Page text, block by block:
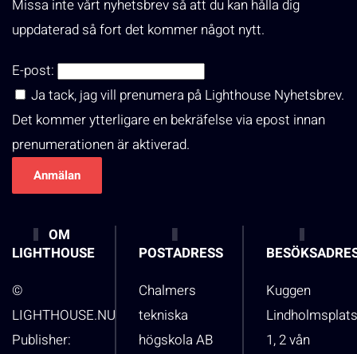
Missa inte vårt nyhetsbrev så att du kan hålla dig
uppdaterad så fort det kommer något nytt.
E-post:
Ja tack, jag vill prenumera på Lighthouse Nyhetsbrev.
Det kommer ytterligare en bekräfelse via epost innan
prenumerationen är aktiverad.
OM
LIGHTHOUSE
©
LIGHTHOUSE.NU
Publisher:
POSTADRESS
Chalmers
tekniska
högskola AB
Kuggen
1, 2 vån